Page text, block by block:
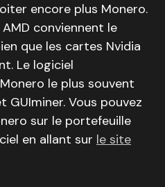
encore plus Monero.
conviennent le
que les cartes Nvidia
Le logiciel
le plus souvent
Vous pouvez
sur le portefeuille
en allant sur le site